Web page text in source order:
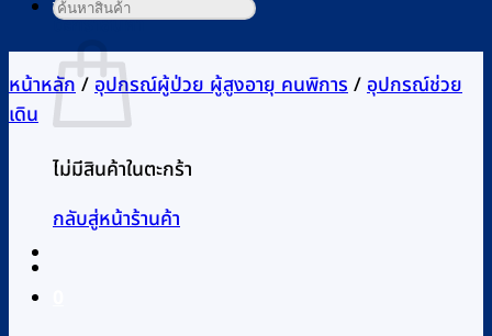
ตะกร้าสินค้า
ไม่มีสินค้าในตะกร้า
กลับสู่หน้าร้านค้า
หน้าหลัก/อุปกรณ์ผู้ป่วย ผู้สูงอายุ คนพิการ/อุปกรณ์ช่วย
เดิน